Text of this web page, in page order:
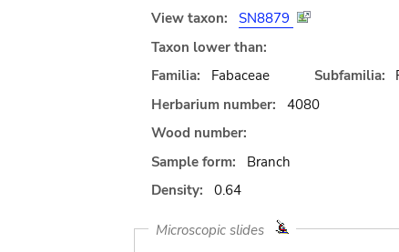
View taxon:
SN8879
Taxon lower than:
Familia:
Fabaceae Subfamilia:
Herbarium number:
4080
Wood number:
Sample form:
Branch
Density:
0.64
Microscopic slides